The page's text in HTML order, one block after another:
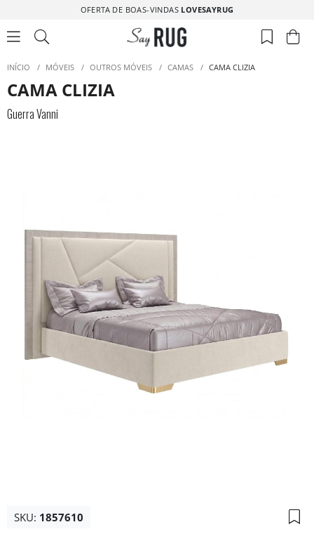
OFERTA DE BOAS-VINDAS LOVESAYRUG
INÍCIO / MÓVEIS / OUTROS MÓVEIS / CAMAS / CAMA CLIZIA
CAMA CLIZIA
Guerra Vanni
SKU: 1857610